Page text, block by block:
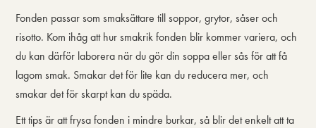
Fonden passar som smaksättare till soppor, grytor, såser och
risotto. Kom ihåg att hur smakrik fonden blir kommer variera, och
du kan därför laborera när du gör din soppa eller sås för att få
lagom smak. Smakar det för lite kan du reducera mer, och
smakar det för skarpt kan du späda.
Ett tips är att frysa fonden i mindre burkar, så blir det enkelt att ta